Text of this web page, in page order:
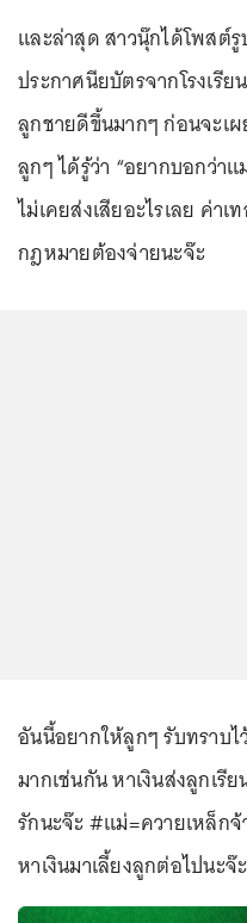
และล่าสุด สาวนุ๊กได้โพสต์
ประกาศนียบัตรจากโรงเรี
ลูกชายดีขึ้นมากๆ ก่อนจะเ
ลูกๆ ได้รู้ว่า “อยากบอกว่า
ไม่เคยส่งเสียอะไรเลย ค่า
กฎหมายต้องจ่ายนะจ๊ะ
อันนี้อยากให้ลูกๆ รับทราบ
มากเช่นกัน หาเงินส่งลูกเรี
รักนะจ๊ะ #แม่=ควายเหล็ก
หาเงินมาเลี้ยงลูกต่อไปนะจ๊